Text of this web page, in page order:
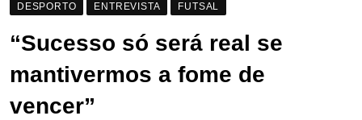
DESPORTO ENTREVISTA FUTSAL
“Sucesso só será real se
mantivermos a fome de
vencer”